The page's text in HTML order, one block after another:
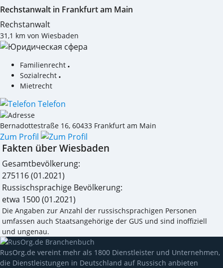
Rechstanwalt in Frankfurt am Main
Rechstanwalt
31,1 km von Wiesbaden
Familienrecht
Sozialrecht
Mietrecht
Telefon
Bernadottestraße 16, 60433 Frankfurt am Main
Zum Profil
Fakten über Wiesbaden
Gesamtbevölkerung:
275116(01.2021)
Russischsprachige Bevölkerung:
etwa 1500(01.2021)
Die Angaben zur Anzahl der russischsprachigen Personen
umfassen auch Staatsangehörige der GUS und sind inoffiziell
und ungenau.
RusOrg.de vereint mehr als 1800 Dienstleister und Unternehmen,
die Dienstleistungen in Deutschland auf Russisch anbieten